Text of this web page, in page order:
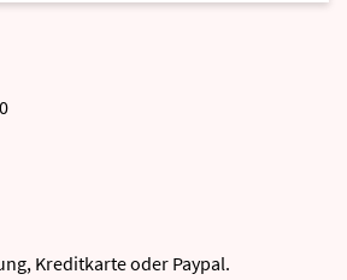
Kreditkarte oder Paypal.